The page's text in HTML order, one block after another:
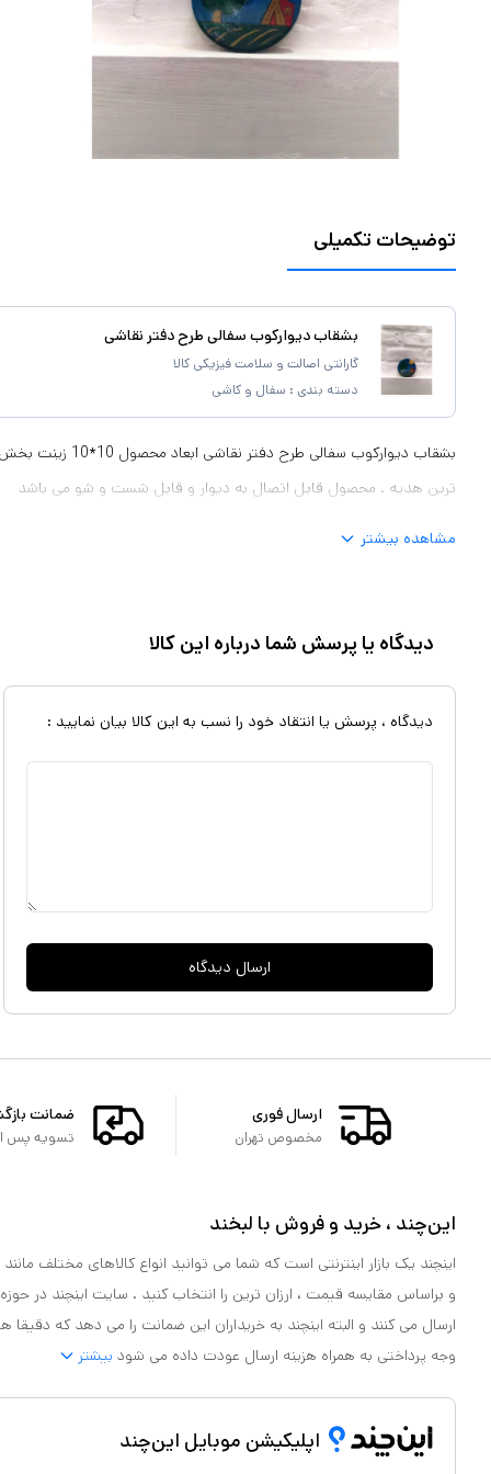
توضیحات تکمیلی
بشقاب دیوارکوب سفالی طرح دفتر نقاشی
گارانتی اصالت و سلامت فیزیکی کالا
دسته بندی : سفال و کاشی
بشقاب دیوارکوب سفالی
ترین هدیه . محصول قابل اتصال به دیوار و قابل شست و شو می باشد
مشاهده بیشتر
دیدگاه یا پرسش شما درباره این کالا
دیدگاه ، پرسش یا انتقاد خود را نسب به این کالا بیان نمایید :
ارسال دیدگاه
ارسال فوری
مخصوص تهران
ضمانت
تسویه پس از
این‌چند ، خرید و فروش با لبخند
اینچند یک بازار اینترنتی است که شما می توانید انواع کالاهای مختلف
و براساس مقایسه قیمت ، ارزان ترین را انتخاب کنید . سایت اینچند در
ارسال می کنند و البته اینچند به خریداران این ضمانت را می دهد که
وجه پرداختی به همراه هزینه ارسال عودت داده می شود بیشتر
اپلیکیشن موبایل این‌چند